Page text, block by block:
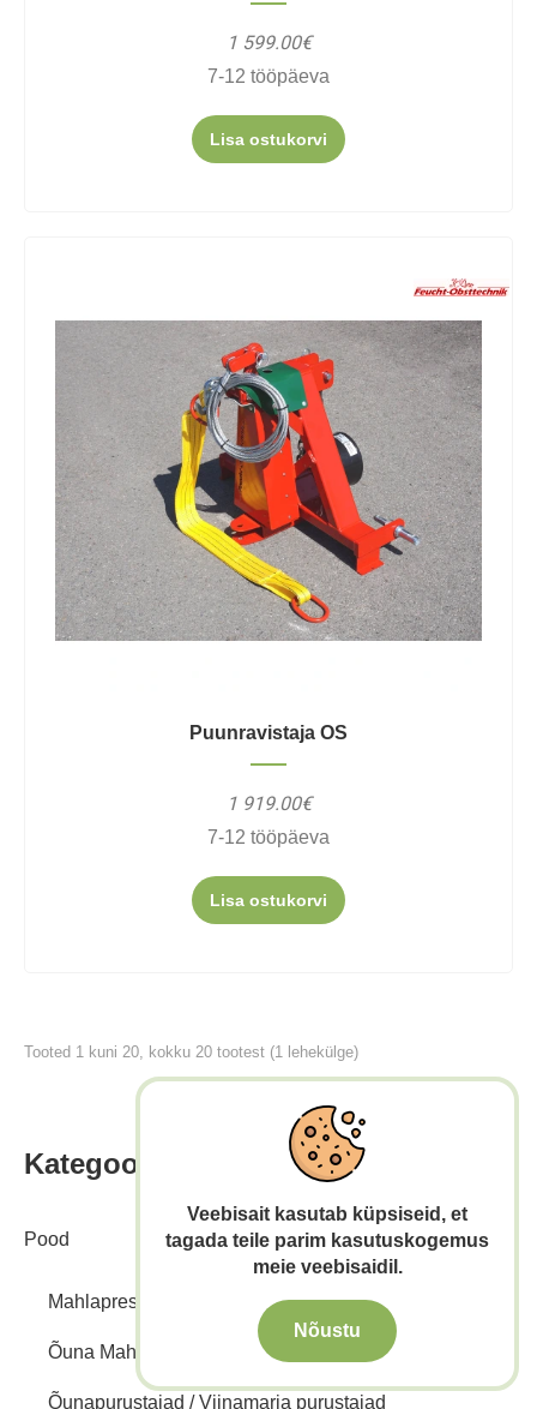
Kategooriad
Pood
Mahlapressid
Õuna Mahlapressid
Õunapurustajad / Viinamarja purustajad
1 599.00€
7-12 tööpäeva
Lisa ostukorvi
Puunravistaja OS
1 919.00€
7-12 tööpäeva
Lisa ostukorvi
Tooted 1 kuni 20, kokku 20 tootest (1 lehekülge)
Veebisait kasutab küpsiseid, et
tagada teile parim kasutuskogemus
meie veebisaidil.
Nõustu